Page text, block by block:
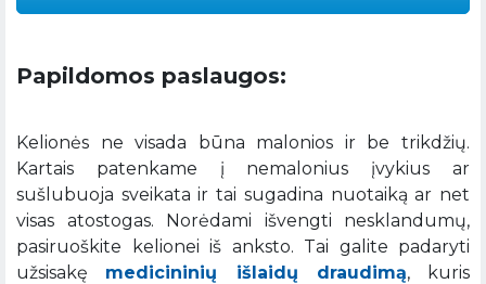
Papildomos paslaugos:
Kelionės ne visada būna malonios ir be trikdžių.
Kartais patenkame į nemalonius įvykius ar
sušlubuoja sveikata ir tai sugadina nuotaiką ar net
visas atostogas. Norėdami išvengti nesklandumų,
pasiruoškite kelionei iš anksto. Tai galite padaryti
užsisakę medicininių išlaidų draudimą, kuris